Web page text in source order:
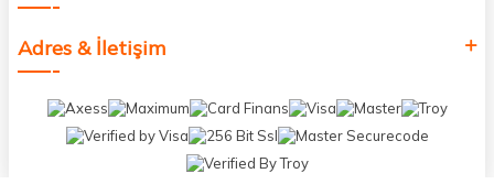
Adres & İletişim